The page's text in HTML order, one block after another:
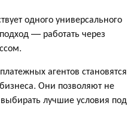
одного универсального
— работать через
агентов становятся
Они позволяют не
лучшие условия под